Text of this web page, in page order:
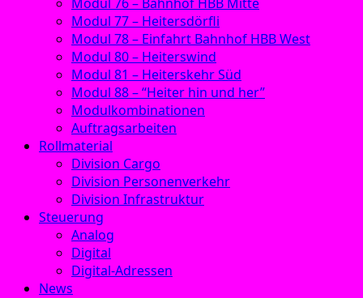
Modul 77 – Heitersdörfli
Modul 78 – Einfahrt Bahnhof HBB West
Modul 80 – Heiterswind
Modul 81 – Heiterskehr Süd
Modul 88 – “Heiter hin und her”
Modulkombinationen
Auftragsarbeiten
Rollmaterial
Division Cargo
Division Personenverkehr
Division Infrastruktur
Steuerung
Analog
Digital
Digital-Adressen
News